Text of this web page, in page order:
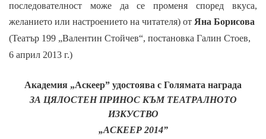
последователност може да се променя според вкуса,
желанието или настроението на читателя) от Яна Борисова
(Театър 199 „Валентин Стойчев“, постановка Галин Стоев,
6 април 2013 г.)
Академия „Аскеер” удостоява с Голямата награда
ЗА ЦЯЛОСТЕН ПРИНОС КЪМ ТЕАТРАЛНОТО
ИЗКУСТВО
„АСКЕЕР 2014”